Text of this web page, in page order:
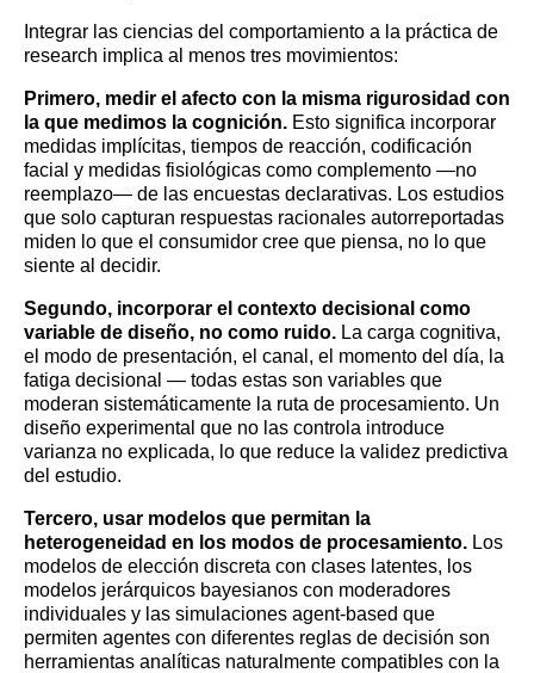
Integrar las ciencias del comportamiento a la práctica de
research implica al menos tres movimientos:
Primero, medir el afecto con la misma rigurosidad con
la que medimos la cognición. Esto significa incorporar
medidas implícitas, tiempos de reacción, codificación
facial y medidas fisiológicas como complemento —no
reemplazo— de las encuestas declarativas. Los estudios
que solo capturan respuestas racionales autorreportadas
miden lo que el consumidor cree que piensa, no lo que
siente al decidir.
Segundo, incorporar el contexto decisional como
variable de diseño, no como ruido. La carga cognitiva,
el modo de presentación, el canal, el momento del día, la
fatiga decisional — todas estas son variables que
moderan sistemáticamente la ruta de procesamiento. Un
diseño experimental que no las controla introduce
varianza no explicada, lo que reduce la validez predictiva
del estudio.
Tercero, usar modelos que permitan la
heterogeneidad en los modos de procesamiento. Los
modelos de elección discreta con clases latentes, los
modelos jerárquicos bayesianos con moderadores
individuales y las simulaciones agent-based que
permiten agentes con diferentes reglas de decisión son
herramientas analíticas naturalmente compatibles con la